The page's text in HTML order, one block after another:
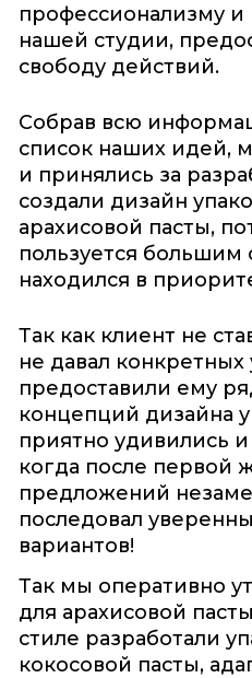
профессионализму и
нашей студии,
свободу действий.
Собрав всю
список наших идей,
и принялись за
создали дизайн
арахисовой пасты,
пользуется большим
находился в
Так как клиент не
не давал конкретных
предоставили ему
концепций дизайна
приятно удивились
когда после первой
предложений
последовал
вариантов!
Так мы оперативно
для арахисовой
стиле разработали
кокосовой пасты,